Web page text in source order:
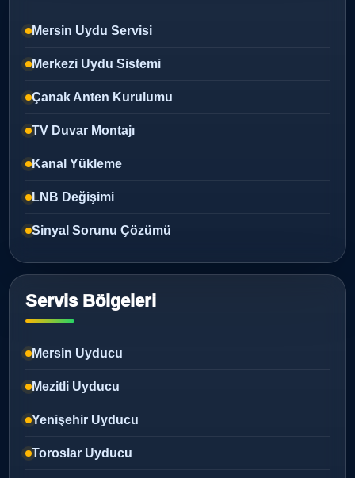
Mersin Uydu Servisi
Merkezi Uydu Sistemi
Çanak Anten Kurulumu
TV Duvar Montajı
Kanal Yükleme
LNB Değişimi
Sinyal Sorunu Çözümü
Servis Bölgeleri
Mersin Uyducu
Mezitli Uyducu
Yenişehir Uyducu
Toroslar Uyducu